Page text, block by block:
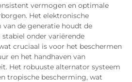
vermogen en optimale
Het elektronische
de generatie houdt de
onder variërende
cruciaal is voor het beschermen
en het handhaven van
Het robuuste alternator systeem
tropische bescherming, wat